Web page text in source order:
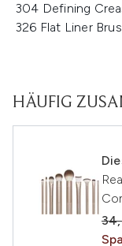
304 Defining
326 Flat Liner
HÄUFIG